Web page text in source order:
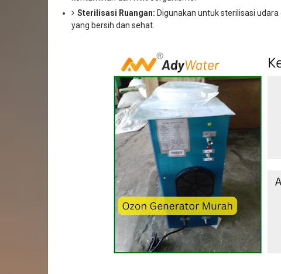
Sterilisasi Ruangan: Digunakan untuk sterilisasi
yang bersih dan sehat.